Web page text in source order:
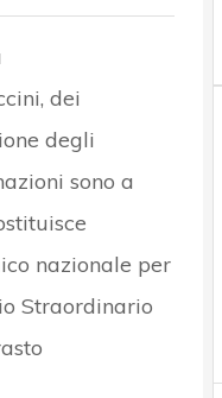
dei
degli
sono a
nazionale per
Straordinario